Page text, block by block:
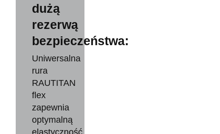
dużą
rezerwą
bezpieczeństwa:
Uniwersalna
rura
RAUTITAN
flex
zapewnia
optymalną